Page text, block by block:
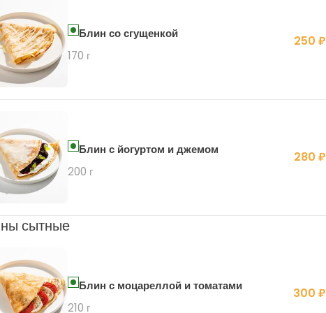
Блин со сгущенкой
170 г
250 ₽
Блин с йогуртом и джемом
200 г
280 ₽
сытные
Блин с моцареллой и томатами
210 г
300 ₽